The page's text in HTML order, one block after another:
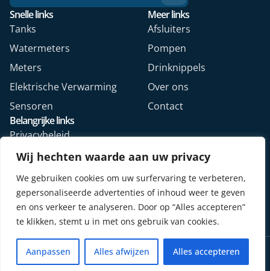
Wij hechten waarde aan uw privacy
We gebruiken cookies om uw surfervaring te verbeteren,
gepersonaliseerde advertenties of inhoud weer te geven
en ons verkeer te analyseren. Door op “Alles accepteren”
te klikken, stemt u in met ons gebruik van cookies.
Aanpassen Alles afwijzen Alles accepteren
Snelle links
Tanks
Watermeters
Meters
Elektrische Verwarming
Sensoren
Meer links
Afsluiters
Pompen
Drinknippels
Over ons
Contact
Belangrijke links
Privacybeleid
Algemene voorwaarden
Veelgestelde vragen
Retourformulier webshop
Copyright © 2026. Alle rechten voorbehouden.
Design door Mediya